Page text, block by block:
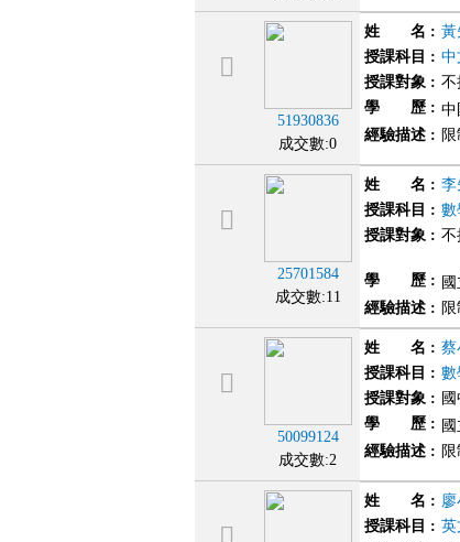
51930836
成交數:0
姓 名 : 黃
授課科目 : 中
授課對象 : 不
學 歷 : 中
經驗描述 :
25701584
成交數:11
姓 名 : 李
授課科目 : 數
授課對象 : 不
學 歷 :
經驗描述 :
50099124
成交數:2
姓 名 : 蔡
授課科目 : 數
授課對象 :
學 歷 :
經驗描述 :
姓 名 : 廖
授課科目 : 英